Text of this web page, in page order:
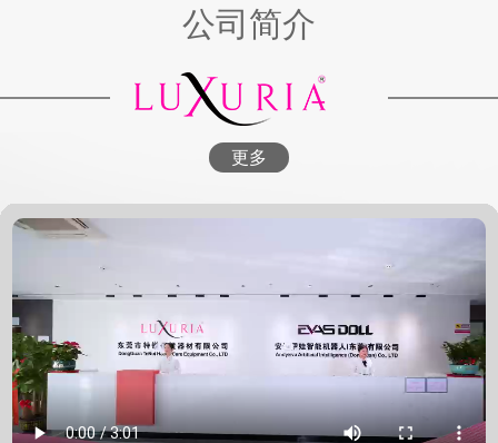
公司简介
更多